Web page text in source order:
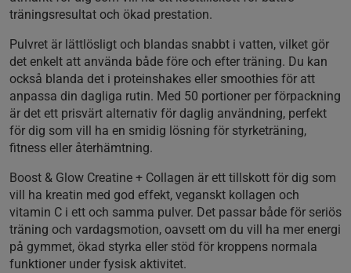
träningsresultat och ökad prestation.
Pulvret är lättlösligt och blandas snabbt i vatten, vilket gör
det enkelt att använda både före och efter träning. Du kan
också blanda det i proteinshakes eller smoothies för att
anpassa din dagliga rutin. Med 50 portioner per förpackning
är det ett prisvärt alternativ för daglig användning, perfekt
för dig som vill ha en smidig lösning för styrketräning,
fitness eller återhämtning.
Boost & Glow Creatine + Collagen är ett tillskott för dig som
vill ha kreatin med god effekt, veganskt kollagen och
vitamin C i ett och samma pulver. Det passar både för seriös
träning och vardagsmotion, oavsett om du vill ha mer energi
på gymmet, ökad styrka eller stöd för kroppens normala
funktioner under fysisk aktivitet.